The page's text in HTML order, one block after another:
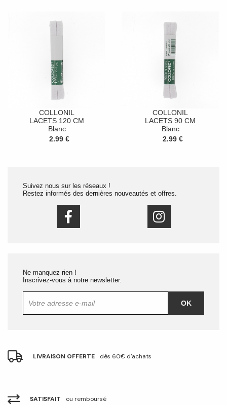
COLLONIL
LACETS 120 CM
Blanc
2.99 €
COLLONIL
LACETS 90 CM
Blanc
2.99 €
Suivez nous sur les réseaux !
Restez informés des dernières nouveautés et offres.
Ne manquez rien !
Inscrivez-vous à notre newsletter.
OK
LIVRAISON OFFERTE dès 60€ d'achats
SATISFAIT ou remboursé